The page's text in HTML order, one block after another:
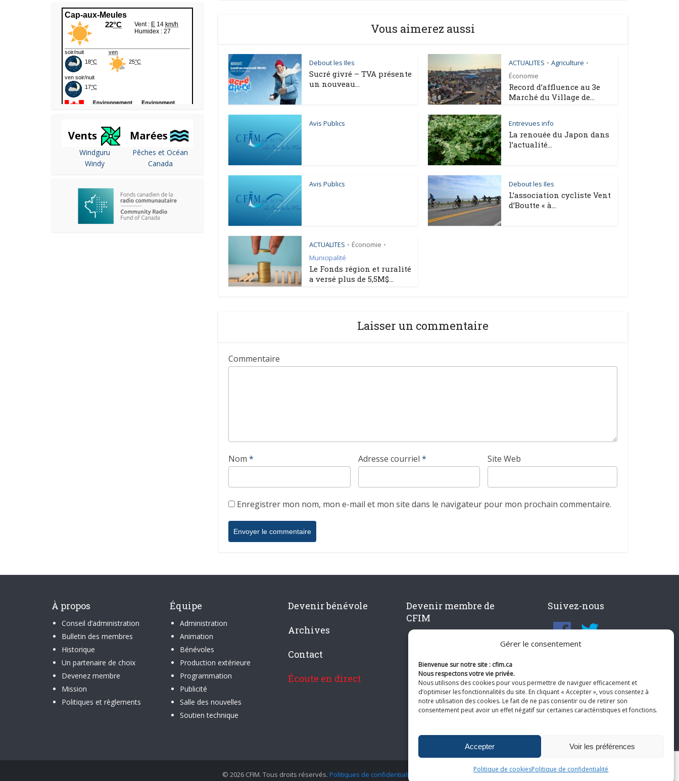
Gérer le consentement
Bienvenue sur notre site : cfim.ca
Nous respectons votre vie privée.
Nous utilisons des cookies pour vous permettre de naviguer efficacement et
d’optimiser les fonctionnalités du site. En cliquant « Accepter », vous consentez à
notre utilisation des cookies. Le fait de ne pas consentir ou de retirer son
consentement peut avoir un effet négatif sur certaines caractéristiques et fonctions.
Accepter Voir les préférences
Politique de cookiesPolitique de confidentialité
Windguru
Windy
Pêches et Océan
Canada
Vous aimerez aussi
Debout les Iles
Sucré givré – TVA présente
un nouveau...
ACTUALITES • Agriculture •
Économie
Record d’affluence au 3e
Marché du Village de...
Avis Publics Entrevues info
La renouée du Japon dans
l’actualité...
Avis Publics Debout les Iles
L’association cycliste Vent
d’Boutte « à...
ACTUALITES • Économie •
Municipalité
Le Fonds région et ruralité
a versé plus de 5,5M$...
Laisser un commentaire
Commentaire
Nom * Adresse courriel * Site Web
Enregistrer mon nom, mon e-mail et mon site dans le navigateur pour mon prochain commentaire.
À propos
Conseil d’administration
Bulletin des membres
Historique
Un partenaire de choix
Devenez membre
Mission
Politiques et règlements
Équipe
Administration
Animation
Bénévoles
Production extérieure
Programmation
Publicité
Salle des nouvelles
Soutien technique
Devenir bénévole
Archives
Contact
Écoute en direct
Devenir membre de
CFIM
Suivez-nous
© 2026 CFIM. Tous droits réservés. Politiques de confidentialité